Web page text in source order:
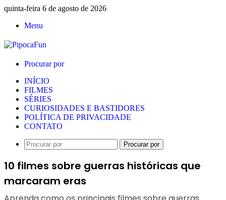
quinta-feira 6 de agosto de 2026
Menu
Procurar por
INÍCIO
FILMES
SÉRIES
CURIOSIDADES E BASTIDORES
POLÍTICA DE PRIVACIDADE
CONTATO
Procurar por
10 filmes sobre guerras históricas que
marcaram eras